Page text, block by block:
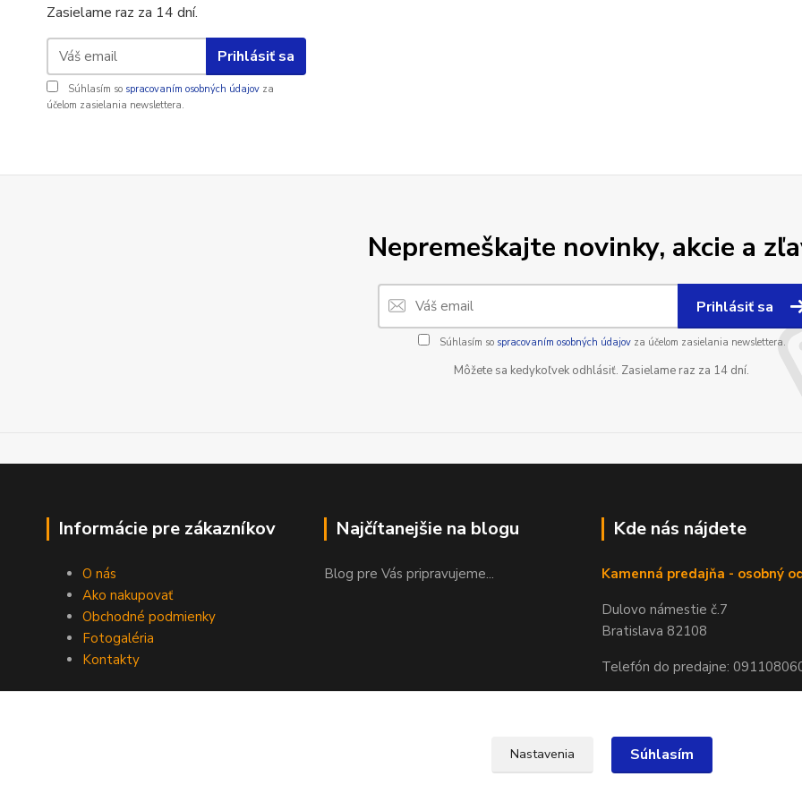
Zasielame raz za 14 dní.
Prihlásiť sa
Súhlasím so spracovaním osobných údajov za
účelom zasielania newslettera.
Nepremeškajte novinky, akcie a
Prihlásiť sa
Súhlasím so spracovaním osobných údajovza účelom zasielania newslettera.
Môžete sa kedykoľvek odhlásiť. Zasielame raz za 14 dní.
Informácie pre zákazníkov
O nás
Ako nakupovať
Obchodné podmienky
Fotogaléria
Kontakty
Najčítanejšie na blogu
Blog pre Vás pripravujeme...
Kde nás nájdete
Kamenná predajňa - osobný
Dulovo námestie č.7
Bratislava 82108
Telefón do predajne:
Nastavenia Súhlasím